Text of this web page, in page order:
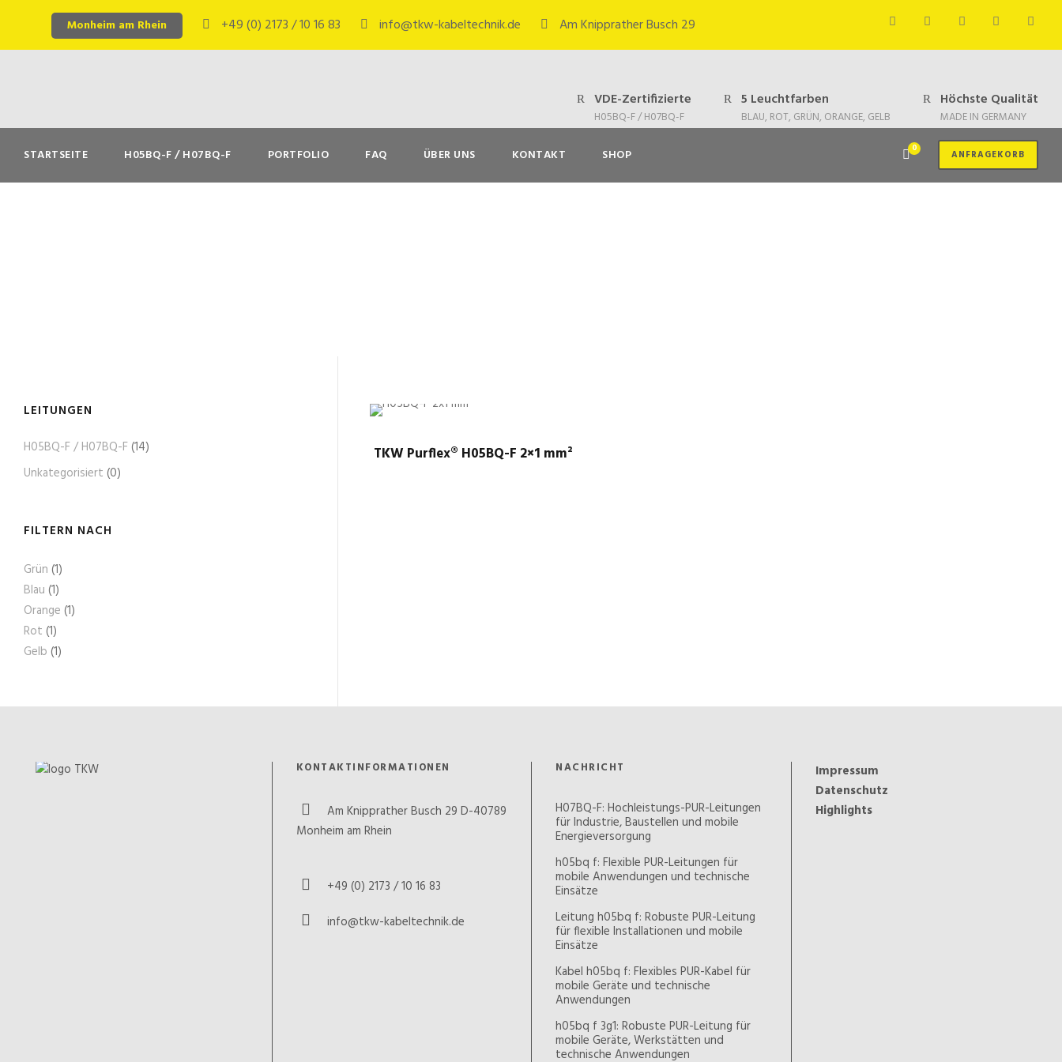
Monheim am Rhein +49 (0) 2173 / 10 16 83 info@tkw-kabeltechnik.de Am Knipprather Busch 29
VDE-Zertifizierte
H05BQ-F / H07BQ-F
5 Leuchtfarben
BLAU, ROT, GRÜN, ORANGE, GELB
Höchste Qualität
MADE IN GERMANY
STARTSEITE H05BQ-F / H07BQ-F PORTFOLIO FAQ ÜBER UNS KONTAKT SHOP 0 ANFRAGEKORB
TKW Purflex® H05BQ-F 2×1 mm²
LEITUNGEN
H05BQ-F / H07BQ-F(14)
Unkategorisiert (0)
FILTERN NACH
Grün (1)
Blau (1)
Orange (1)
Rot (1)
Gelb (1)
KONTAKTINFORMATIONEN
Am Knipprather Busch 29 D-40789
Monheim am Rhein
+49 (0) 2173 / 10 16 83
info@tkw-kabeltechnik.de
NACHRICHT
H07BQ-F: Hochleistungs-PUR-Leitungen
für Industrie, Baustellen und mobile
Energieversorgung
h05bq f: Flexible PUR-Leitungen für
mobile Anwendungen und technische
Einsätze
Leitung h05bq f: Robuste PUR-Leitung
für flexible Installationen und mobile
Einsätze
Kabel h05bq f: Flexibles PUR-Kabel für
mobile Geräte und technische
Anwendungen
h05bq f 3g1: Robuste PUR-Leitung für
mobile Geräte, Werkstätten und
technische Anwendungen
Impressum
Datenschutz
Highlights